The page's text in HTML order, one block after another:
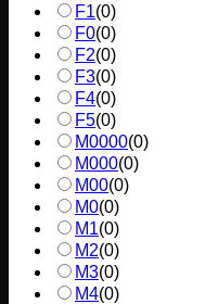
F1(0)
F0(0)
F2(0)
F3(0)
F4(0)
F5(0)
M0000(0)
M000(0)
M00(0)
M0(0)
M1(0)
M2(0)
M3(0)
M4(0)